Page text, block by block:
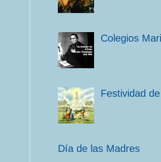
Colegios
Festividad
Día de las Madres